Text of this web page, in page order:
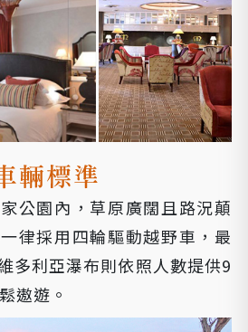
公園內，草原廣闊且路況顛
律採用四輪驅動越野車，最
多利亞瀑布則依照人數提供9
遨遊。